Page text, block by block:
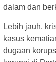
dalam dan
Lebih jauh,
kasus
dugaan